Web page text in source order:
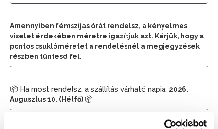
Amennyiben fémszíjas órát rendelsz, a kényelmes
viselet érdekében méretre igazítjuk azt. Kérjük, hogy a
pontos csuklóméretet a rendelésnél a megjegyzések
részben tüntesd fel.
📦 Ha most rendelsz, a szállítás várható napja: 2026.
Augusztus 10. (Hétfő) 📦